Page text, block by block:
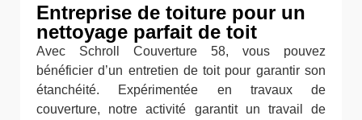
Entreprise de toiture pour un
nettoyage parfait de toit
Avec Schroll Couverture 58, vous pouvez
bénéficier d’un entretien de toit pour garantir son
étanchéité. Expérimentée en travaux de
couverture, notre activité garantit un travail de